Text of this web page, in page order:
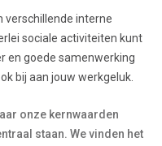
verschillende interne
sociale activiteiten kunt
en goede samenwerking
bij aan jouw werkgeluk.
onze kernwaarden
staan. We vinden het